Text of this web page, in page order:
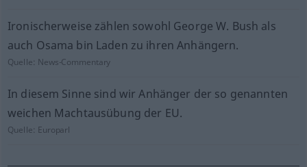
Ironischerweise zählen sowohl George W. Bush als
auch Osama bin Laden zu ihren Anhängern.
Quelle: News-Commentary
In diesem Sinne sind wir Anhänger der so genannten
weichen Machtausübung der EU.
Quelle: Europarl